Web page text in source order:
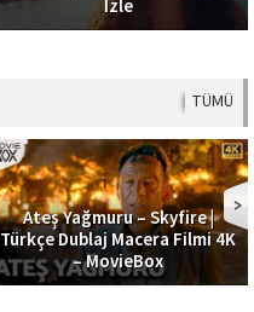
İzle
TÜMÜ
Ateş Yağmuru – Skyfire |
Türkçe Dublaj Macera Filmi 4K
– MovieBox